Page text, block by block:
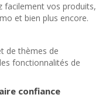
facilement vos produits,
et bien plus encore.
de thèmes de
fonctionnalités de
confiance